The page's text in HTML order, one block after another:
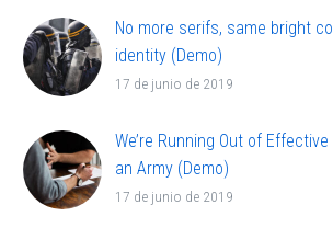
No more serifs, same bright
identity (Demo)
Lorem ipsum dolor sit
et dolore.
17 de junio de 2019
We’re Running Out of
an Army (Demo)
Lorem ipsum dolor sit
17 de junio de 2019